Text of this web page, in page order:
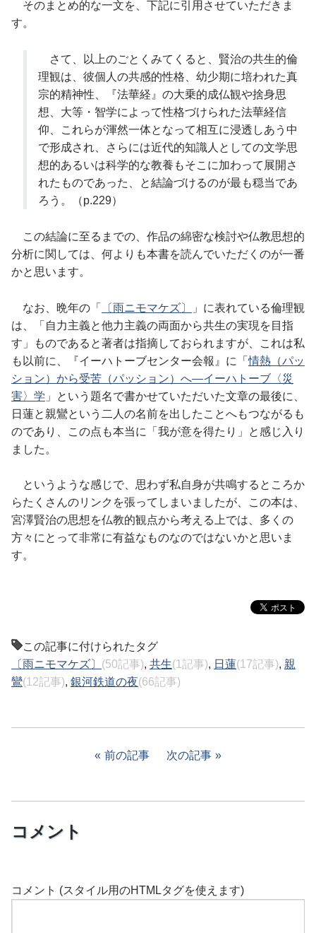
そのまとめ的な一文を、下記に引用させていただきま
す。
さて、以上のごとくみてくると、賢治の共生的倫
理観は、彼個人の共感的性格、幼少期に培われた真
宗的精神性、『法華経』の大乗的成仏観や捨身思
想、大等・智学によって性格づけられた法華経信
仰、これらが渾然一体となって相互に浸透しあう中
で形成され、さらには近代的知識人としての文学思
想的あるいは科学的な教養もそこに加わって展開さ
れたものであった、と結論づけるのが最も穏当であ
ろう。（p.229）
この結論に至るまでの、作品の綿密な検討や仏教思想的
分析に関しては、何よりも本書を読んでいただくのが一番
かと思います。
なお、晩年の「 〔雨ニモマケズ〕
」に表れている倫理観
は、「自力主義と他力主義の両面から共生の実現を目指
す」ものであると著者は指摘しておられますが、これは私
も以前に、『イーハトーブセンター会報』に「情熱（パッ
ション）から受苦（パッション）へ―イーハトーブ〈災
害〉学 」という題名で書かせていただいた文章の最後に、
日蓮と親鸞という二人の名前を出したことへもつながるも
のであり、この点も本当に「我が意を得たり」と感じ入り
ました。
というような感じで、思わず私自身が共鳴するところか
らたくさんのリンクを張ってしまいましたが、この本は、
宮澤賢治の思想を仏教的観点から考える上では、多くの
方々にとって非常に有益なものなのではないかと思いま
す。
この記事に付けられたタグ
〔雨ニモマケズ〕 (50記事), 共生(1記事), 日蓮(17記事), 親
鸞(12記事), 銀河鉄道の夜(66記事)
前の記事 次の記事
コメント
コメント (スタイル用のHTMLタグを使えます)